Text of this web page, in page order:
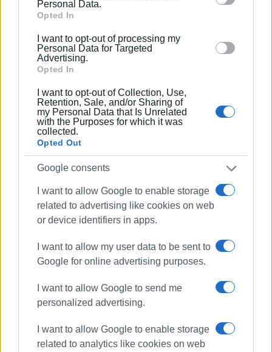
Google and its third-party tags to use your data for
section.
Personal Data.
Opted In
I want to opt-out of processing my
Personal Data for Targeted
Advertising.
Opted In
I want to opt-out of Collection, Use,
Retention, Sale, and/or Sharing of
my Personal Data that Is Unrelated
with the Purposes for which it was
collected.
Opted Out
Google consents
I want to allow Google to enable storage
related to advertising like cookies on web
or device identifiers in apps.
I want to allow my user data to be sent to
Google for online advertising purposes.
I want to allow Google to send me
personalized advertising.
I want to allow Google to enable storage
related to analytics like cookies on web